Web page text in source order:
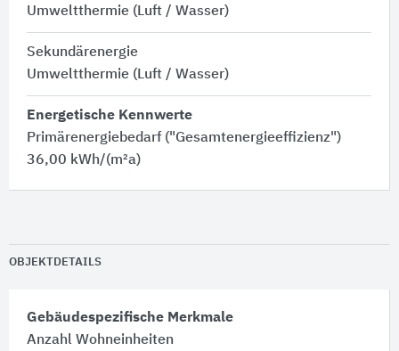
Umweltthermie (Luft / Wasser)
Sekundärenergie
Umweltthermie (Luft / Wasser)
Energetische Kennwerte
Primärenergiebedarf ("Gesamtenergieeffizienz")
36,00 kWh/(m²a)
OBJEKTDETAILS
Gebäudespezifische Merkmale
Anzahl Wohneinheiten